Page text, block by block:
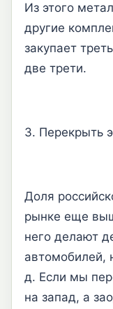
Из этого
другие
закупает
две трети.
3. Перекрыть
Доля
рынке еще
него делают
автомобилей,
д. Если мы
на запад, а